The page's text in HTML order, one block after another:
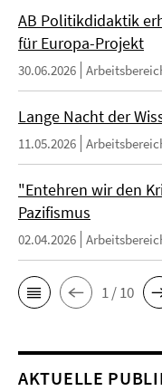
AB Politikdidaktik
für Europa-Projekt
30.06.2026
Lange Nacht der
11.05.2026
"Entehren wir den
Pazifismus
02.04.2026
1 / 10
AKTUELLE